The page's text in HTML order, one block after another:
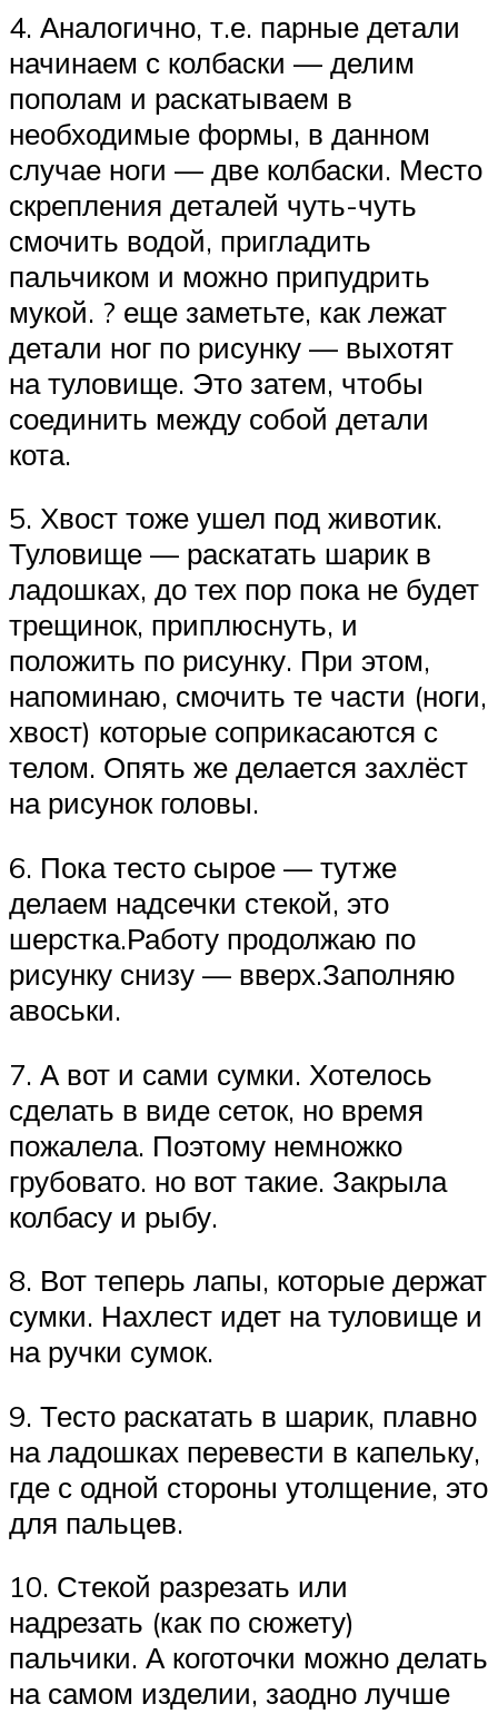
4. Аналогично, т.е. парные детали
начинаем с колбаски — делим
пополам и раскатываем в
необходимые формы, в данном
случае ноги — две колбаски. Место
скрепления деталей чуть-чуть
смочить водой, пригладить
пальчиком и можно припудрить
мукой. ? еще заметьте, как лежат
детали ног по рисунку — выхотят
на туловище. Это затем, чтобы
соединить между собой детали
кота.
5. Хвост тоже ушел под животик.
Туловище — раскатать шарик в
ладошках, до тех пор пока не будет
трещинок, приплюснуть, и
положить по рисунку. При этом,
напоминаю, смочить те части (ноги,
хвост) которые соприкасаются с
телом. Опять же делается захлёст
на рисунок головы.
6. Пока тесто сырое — тутже
делаем надсечки стекой, это
шерстка.Работу продолжаю по
рисунку снизу — вверх.Заполняю
авоськи.
7. А вот и сами сумки. Хотелось
сделать в виде сеток, но время
пожалела. Поэтому немножко
грубовато. но вот такие. Закрыла
колбасу и рыбу.
8. Вот теперь лапы, которые держат
сумки. Нахлест идет на туловище и
на ручки сумок.
9. Тесто раскатать в шарик, плавно
на ладошках перевести в капельку,
где с одной стороны утолщение, это
для пальцев.
10. Стекой разрезать или
надрезать (как по сюжету)
пальчики. А коготочки можно делать
на самом изделии, заодно лучше